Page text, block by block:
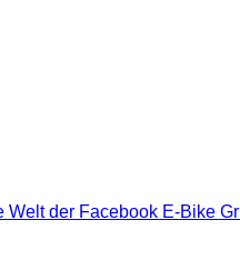
Welt der Facebook E-Bike